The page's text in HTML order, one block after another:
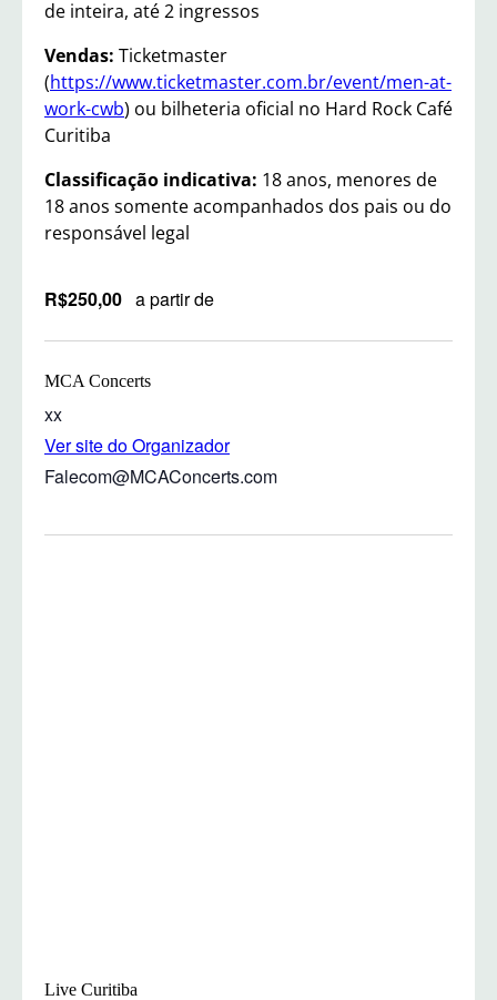
de inteira, até 2 ingressos
Vendas: Ticketmaster
(https://www.ticketmaster.com.br/event/men-at-
work-cwb) ou bilheteria oficial no Hard Rock Café
Curitiba
Classificação indicativa: 18 anos, menores de
18 anos somente acompanhados dos pais ou do
responsável legal
R$250,00 a partir de
MCA Concerts
xx
Ver site do Organizador
Falecom@MCAConcerts.com
Live Curitiba